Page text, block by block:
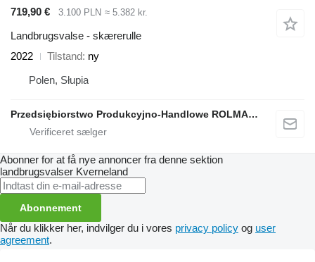
719,90 €
3.100 PLN ≈ 5.382 kr.
Landbrugsvalse - skærerulle
2022
Tilstand ny
Polen, Słupia
Przedsiębiorstwo Produkcyjno-Handlowe ROLMAPOL Marcin Dziekan
Abonner for at få nye annoncer fra denne sektion
landbrugsvalser Kverneland
Abonnement
Når du klikker her, indvilger du i vores privacy policy og user
agreement.